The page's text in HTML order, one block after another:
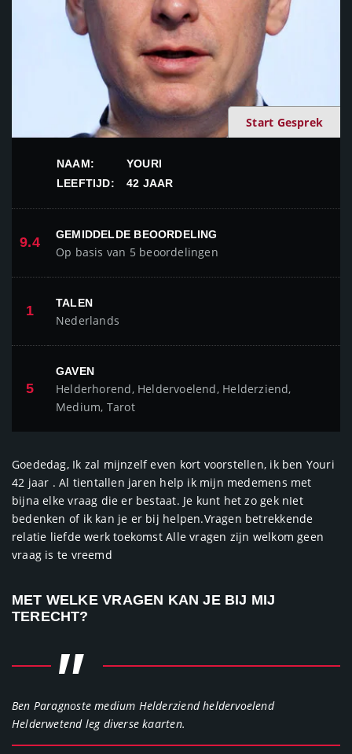
Start Gesprek
NAAM:
YOURI
LEEFTIJD:
42 JAAR
9.4 GEMIDDELDE BEOORDELING
Op basis van 5 beoordelingen
1 TALEN
Nederlands
5
GAVEN
Helderhorend, Heldervoelend, Helderziend,
Medium, Tarot
Goededag, Ik zal mijnzelf even kort voorstellen, ik ben Youri
42 jaar . Al tientallen jaren help ik mijn medemens met
bijna elke vraag die er bestaat. Je kunt het zo gek nIet
bedenken of ik kan je er bij helpen.Vragen betrekkende
relatie liefde werk toekomst Alle vragen zijn welkom geen
vraag is te vreemd
MET WELKE VRAGEN KAN JE BIJ MIJ
TERECHT?
"
Ben Paragnoste medium Helderziend heldervoelend
Helderwetend leg diverse kaarten.